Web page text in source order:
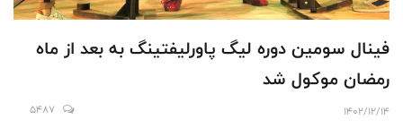
فینال سومین دوره لیگ پاورلیفتینگ به بعد از ماه
رمضان موکول شد
1402/12/14
5487